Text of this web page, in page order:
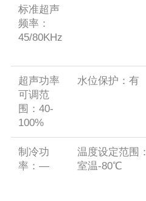
标准超声
频率：
45/80KHz
超声功率
可调范
围：40-
100%
水位保护：有
制冷功
率：—
温度设定范围：
室温-80℃